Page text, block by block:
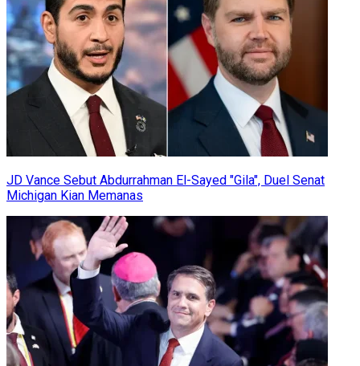
JD Vance Sebut Abdurrahman El-Sayed "Gila", Duel Senat
Michigan Kian Memanas